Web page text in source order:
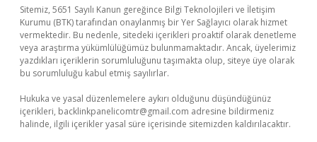
Sitemiz, 5651 Sayılı Kanun gereğince Bilgi Teknolojileri ve İletişim
Kurumu (BTK) tarafından onaylanmış bir Yer Sağlayıcı olarak hizmet
vermektedir. Bu nedenle, sitedeki içerikleri proaktif olarak denetleme
veya araştırma yükümlülüğümüz bulunmamaktadır. Ancak, üyelerimiz
yazdıkları içeriklerin sorumluluğunu taşımakta olup, siteye üye olarak
bu sorumluluğu kabul etmiş sayılırlar.
Hukuka ve yasal düzenlemelere aykırı olduğunu düşündüğünüz
içerikleri, backlinkpanelicomtr@gmail.com adresine bildirmeniz
halinde, ilgili içerikler yasal süre içerisinde sitemizden kaldırılacaktır.